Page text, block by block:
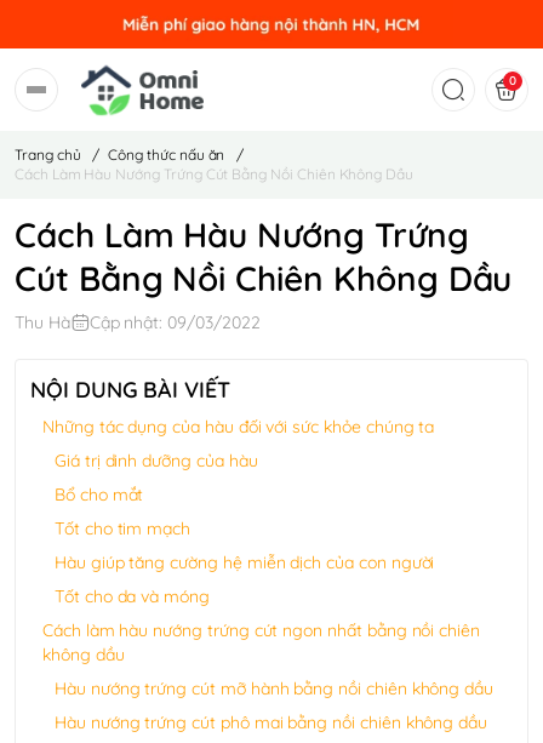
0
Trang chủ / Công thức nấu ăn
/
Cách Làm Hàu Nướng Trứng Cút Bằng Nồi Chiên Không Dầu
Cách Làm Hàu Nướng Trứng
Cút Bằng Nồi Chiên Không Dầu
Thu Hà Cập nhật: 09/03/2022
NỘI DUNG BÀI VIẾT
Những tác dụng của hàu đối với sức khỏe chúng ta
Giá trị dinh dưỡng của hàu
Bổ cho mắt
Tốt cho tim mạch
Hàu giúp tăng cường hệ miễn dịch của con người
Tốt cho da và móng
Cách làm hàu nướng trứng cút ngon nhất bằng nồi chiên
không dầu
Hàu nướng trứng cút mỡ hành bằng nồi chiên không dầu
Hàu nướng trứng cút phô mai bằng nồi chiên không dầu